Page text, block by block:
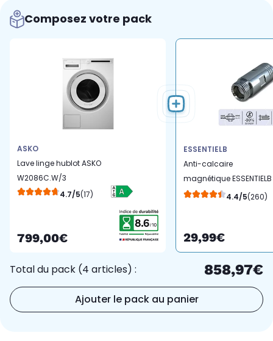
Composez votre pack
ASKO
Lave linge hublot ASKO
W2086C.W/3
4.7/5(17)
799,00€
ESSENTIELB
Anti-calcaire
magnétique ESSENTIELB
Pour lave-linge et lave
4.4/5(260)
29,99€
Total du pack (4 articles) : 858,97€
Ajouter le pack au panier